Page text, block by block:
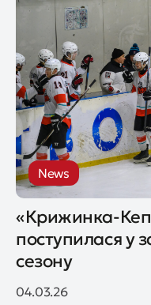
News
«Крижинка-
поступилася у
сезону
04.03.26